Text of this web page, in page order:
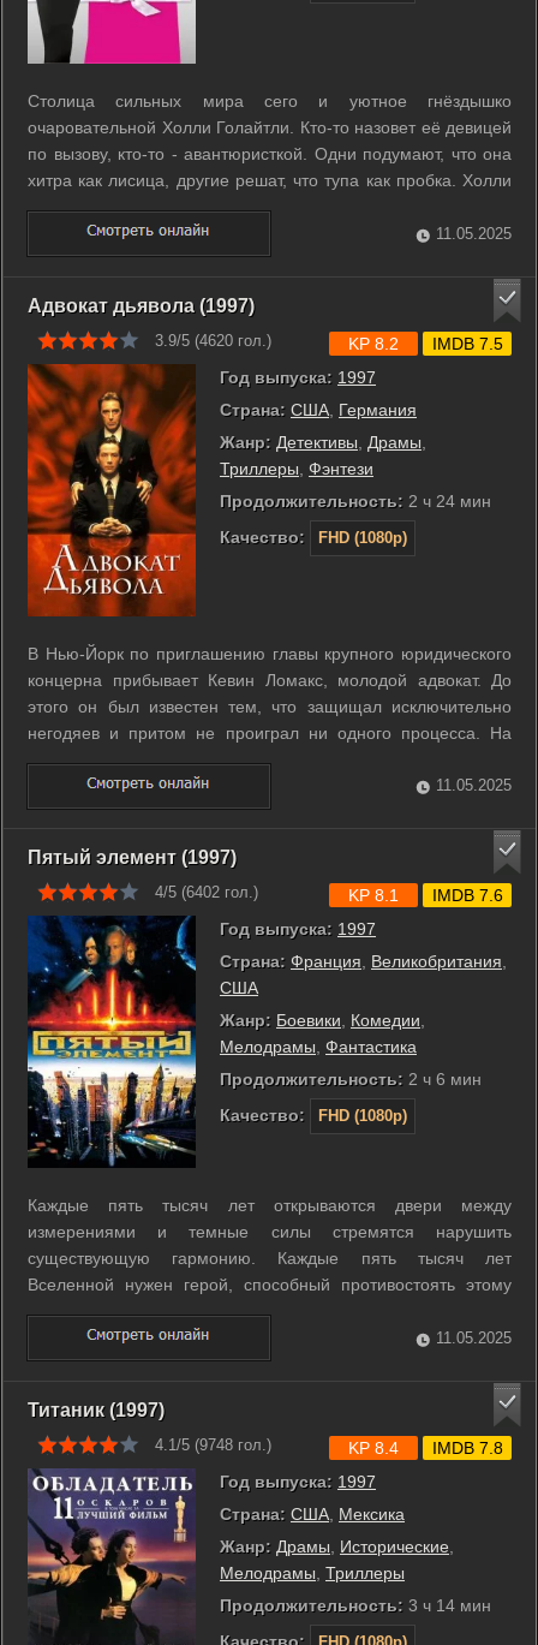
Столица сильных мира сего и уютное гнёздышко
очаровательной Холли Голайтли. Кто-то назовет её девицей
по вызову, кто-то - авантюристкой. Одни подумают, что она
хитра как лисица, другие решат, что тупа как пробка. Холли
это безразлично. Она наслаждается жизнью, меняет наряды
и ищет богатого жениха. Но однажды этажом выше селится
симпатичный молодой ...
11.05.2025
Адвокат дьявола (1997)
3.9/5 (4620 гол.)
Год выпуска: 1997
Страна: США Германия
Жанр: Детективы Драмы
Триллеры Фэнтези
Продолжительность: 2 ч 24 мин
Качество:
FHD (1080p)
KP 8.2 IMDB 7.5
В Нью-Йорк по приглашению главы крупного юридического
концерна прибывает Кевин Ломакс, молодой адвокат. До
этого он был известен тем, что защищал исключительно
негодяев и притом не проиграл ни одного процесса. На
новом месте работы он вполне счастлив, он живет в
роскошной квартире с любящей женой, его окружают
интересные люди. ...
11.05.2025
Пятый элемент (1997)
4/5 (6402 гол.)
Год выпуска: 1997
Страна: Франция Великобритания
США
Жанр: Боевики Комедии
Мелодрамы Фантастика
Продолжительность: 2 ч 6 мин
Качество:
FHD (1080p)
KP 8.1 IMDB 7.6
Каждые пять тысяч лет открываются двери между
измерениями и темные силы стремятся нарушить
существующую гармонию. Каждые пять тысяч лет
Вселенной нужен герой, способный противостоять этому
злу. XXIII век. Нью-йоркский таксист Корбен Даллас должен
решить глобальную задачу - спасение всего рода
человеческого. Зло в виде раскаленной массы, наделенной
11.05.2025
Титаник (1997)
4.1/5 (9748 гол.)
Год выпуска: 1997
Страна: США Мексика
Жанр: Драмы Исторические
Мелодрамы Триллеры
Продолжительность: 3 ч 14 мин
Качество:
FHD (1080p)
KP 8.4 IMDB 7.8